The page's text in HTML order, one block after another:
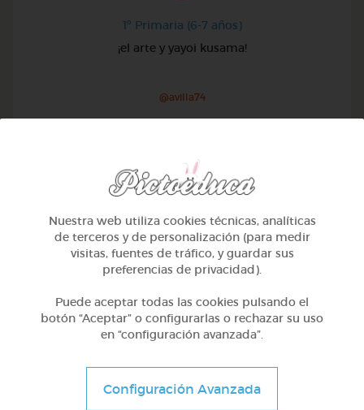
1º Primaria (6-7 años)
¡el arte y yayoi kusama!
@avilla74
1º Primaria (6-7 años)
Geometría y fotografía
Nuestra web utiliza cookies técnicas, analíticas
de terceros y de personalización (para medir
visitas, fuentes de tráfico, y guardar sus
preferencias de privacidad).
Puede aceptar todas las cookies pulsando el
botón “Aceptar” o configurarlas o rechazar su uso
en “configuración avanzada”.
Configuración Avanzada